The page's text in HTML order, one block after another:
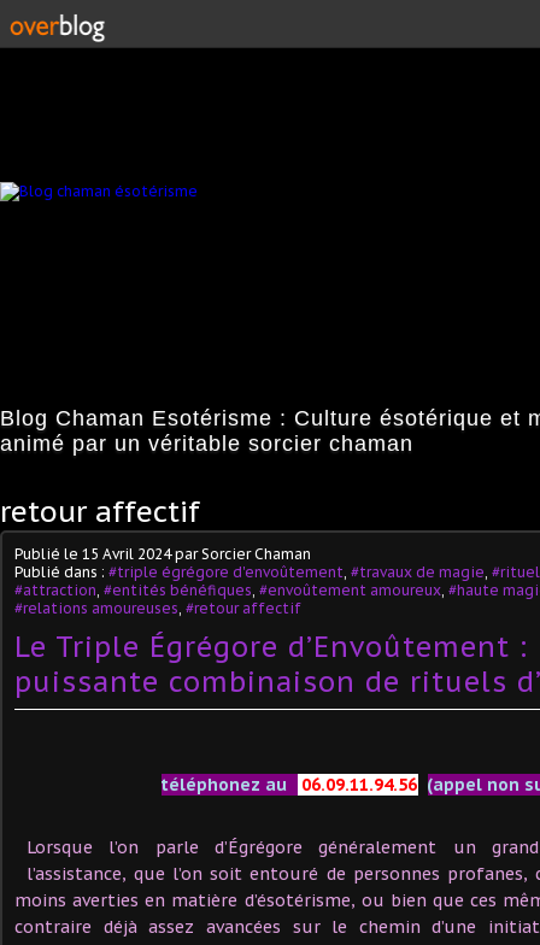
Blog Chaman Esotérisme : Culture ésotérique et
animé par un véritable sorcier chaman
retour affectif
Publié le 15 Avril 2024par Sorcier Chaman
Publié dans : #triple égrégore d'envoûtement #travaux de magie
#attraction #entités bénéfiques #envoûtement amoureux #haute
#relations amoureuses #retour affectif
Le Triple Égrégore d’Envoûtement
puissante combinaison de rituels
téléphonez au 06.09.11.94.56 (appel non
Lorsque l’on parle d’Égrégore généralement un
l’assistance, que l’on soit entouré de personnes profanes,
moins averties en matière d’ésotérisme, ou bien que ces
contraire déjà assez avancées sur le chemin d’une